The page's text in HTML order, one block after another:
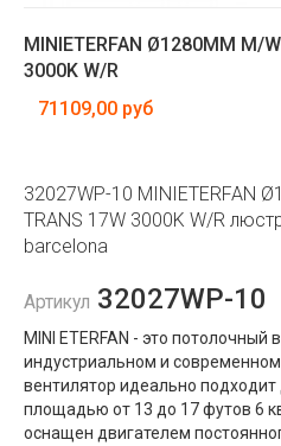
MINIETERFAN Ø1280MM M/
3000K W/R
71109,00 руб
32027WP-10 MINIETERFAN
TRANS 17W 3000K W/R
barcelona
Артикул 32027WP-10
MINI ETERFAN - это потолочный
индустриальном и
вентилятор идеально
площадью от 13 до 17 футов 6
оснащен двигателем